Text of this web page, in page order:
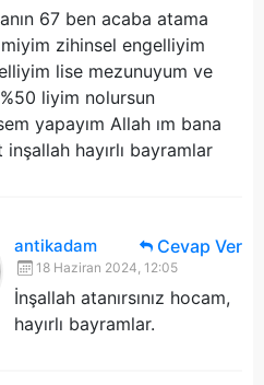
67 ben acaba atama
zihinsel engelliyim
lise mezunuyum ve
liyim nolursun
yapayım Allah ım bana
inşallah hayırlı bayramlar
antikadam
18 Haziran 2024, 12:05
İnşallah atanırsınız hocam,
hayırlı bayramlar.
Cevap Ver